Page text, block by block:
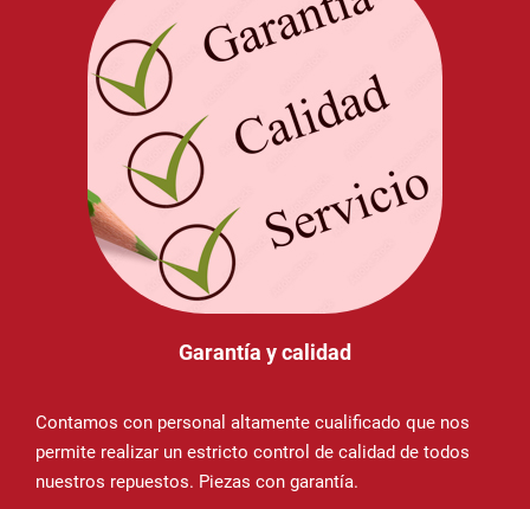
Garantía y calidad
Contamos con personal altamente cualificado que nos
permite realizar un estricto control de calidad de todos
nuestros repuestos. Piezas con garantía.